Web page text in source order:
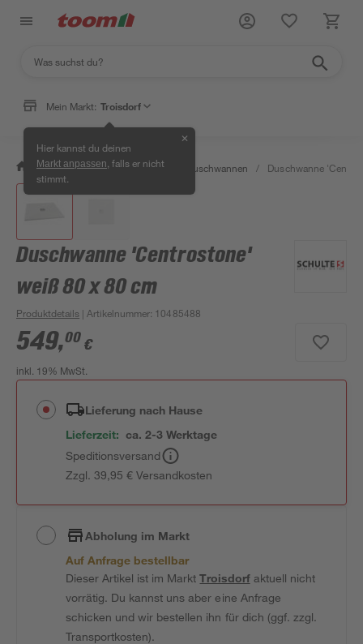
Mein Markt: Troisdorf
Hier kannst du deinen
Markt anpassen , falls er nicht
stimmt.
✕
/ Bad & Sanitär / Duschen Duschwannen / Duschwanne
Duschwanne 'Centrostone'
weiß 80 x 80 cm
Produktdetails | Artikelnummer: 10485488
549,00 €
inkl. 19% MwSt.
Lieferung nach Hause
Lieferzeit: ca. 2-3 Werktage
Speditionsversand
Zzgl. 39,95 € Versandkosten
Abholung im Markt
Auf Anfrage bestellbar
Dieser Artikel ist im MarktTroisdorfaktuell nicht
vorrätig. Du kannst uns aber eine Anfrage
schicken und wir bestellen ihn für dich (ggf. zzgl.
Transportkosten).